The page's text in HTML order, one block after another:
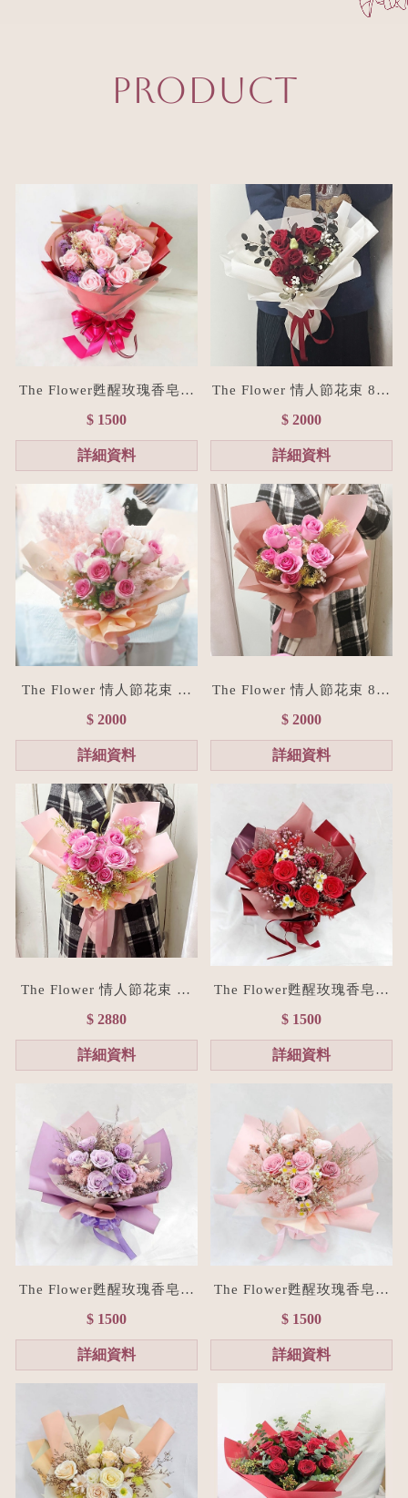
PRODUCT
The Flower甦醒玫瑰香皂花
束(贈禮物提袋/全台宅配）
浪漫粉
$ 1500
詳細資料
The Flower 情人節花束 8朵
經典紅玫瑰花束(台北花店/
花禮訂製)
$ 2000
詳細資料
The Flower 情人節花束 粉
玫瑰花束(台北花店/花禮訂
$ 2000
詳細資料
The Flower 情人節花束 8朵
粉玫瑰花束(台北花店/花禮
訂製)
$ 2000
詳細資料
The Flower 情人節花束 15
朵粉玫瑰花束(台北花店/花
禮訂製)
$ 2880
詳細資料
The Flower甦醒玫瑰香皂花
束M size(贈禮物提袋/全台
宅配）經典紅
$ 1500
詳細資料
The Flower甦醒玫瑰香皂花
束M size(贈禮物提袋/全台
宅配）浪漫紫
$ 1500
詳細資料
The Flower甦醒玫瑰香皂花
束M size(贈禮物提袋/全台
宅配）浪漫粉
$ 1500
詳細資料